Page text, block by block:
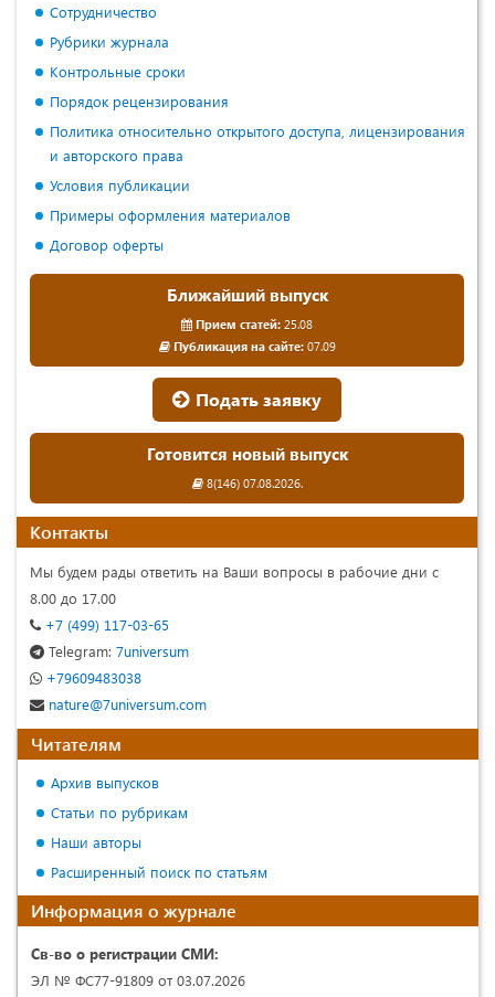
Сотрудничество
Рубрики журнала
Контрольные сроки
Порядок рецензирования
Политика относительно открытого доступа, лицензирования
и авторского права
Условия публикации
Примеры оформления материалов
Договор оферты
Ближайший выпуск
Прием статей: 25.08
Публикация на сайте:07.09
Подать заявку
Готовится новый выпуск
8(146) 07.08.2026.
Контакты
Мы будем рады ответить на Ваши вопросы в рабочие дни с
8.00 до 17.00
+7 (499) 117-03-65
Telegram: 7universum
+79609483038
nature@7universum.com
Читателям
Архив выпусков
Статьи по рубрикам
Наши авторы
Расширенный поиск по статьям
Информация о журнале
Св-во о регистрации СМИ:
ЭЛ № ФС77-91809 от 03.07.2026